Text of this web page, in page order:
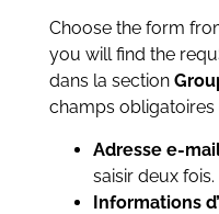
Choose the form
you will find the
dans la section
champs obligatoires
Adresse e-
saisir deux fois.
Informations